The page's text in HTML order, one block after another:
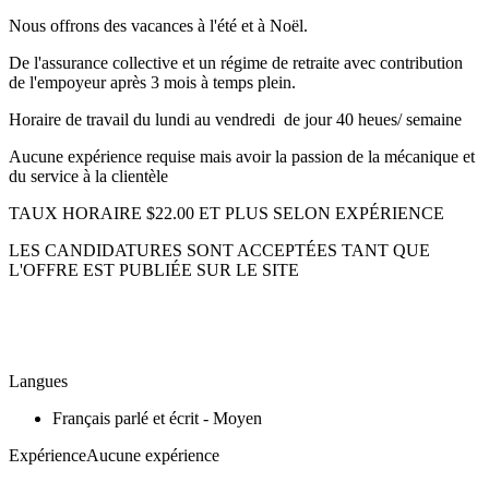
Nous offrons des vacances à l'été et à Noël.
De l'assurance collective et un régime de retraite avec contribution
de l'empoyeur après 3 mois à temps plein.
Horaire de travail du lundi au vendredi de jour 40 heues/ semaine
Aucune expérience requise mais avoir la passion de la mécanique et
du service à la clientèle
TAUX HORAIRE $22.00 ET PLUS SELON EXPÉRIENCE
LES CANDIDATURES SONT ACCEPTÉES TANT QUE
L'OFFRE EST PUBLIÉE SUR LE SITE
Langues
Français parlé et écrit - Moyen
ExpérienceAucune expérience